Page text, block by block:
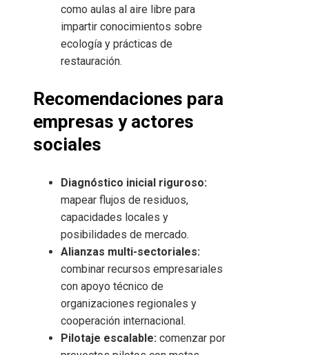
como aulas al aire libre para
impartir conocimientos sobre
ecología y prácticas de
restauración.
Recomendaciones para
empresas y actores
sociales
Diagnóstico inicial riguroso:
mapear flujos de residuos,
capacidades locales y
posibilidades de mercado.
Alianzas multi-sectoriales:
combinar recursos empresariales
con apoyo técnico de
organizaciones regionales y
cooperación internacional.
Pilotaje escalable: comenzar por